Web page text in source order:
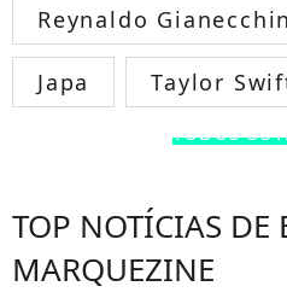
Reynaldo
Japa Taylor
TODOS OS
TOP NOTÍCIAS DE
MARQUEZINE